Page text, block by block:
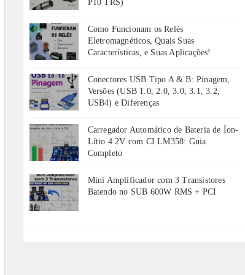
P10 TRS)
Como Funcionam os Relés
Eletromagnéticos, Quais Suas
Características, e Suas Aplicações!
Conectores USB Tipo A & B: Pinagem,
Versões (USB 1.0, 2.0, 3.0, 3.1, 3.2,
USB4) e Diferenças
Carregador Automático de Bateria de Íon-
Lítio 4.2V com CI LM358: Guia
Completo
Mini Amplificador com 3 Transistores
Batendo no SUB 600W RMS + PCI